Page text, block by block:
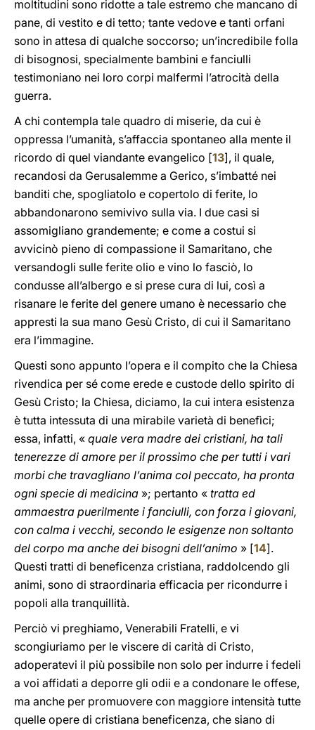
moltitudini sono ridotte a tale estremo che mancano di
pane, di vestito e di tetto; tante vedove e tanti orfani
sono in attesa di qualche soccorso; un’incredibile folla
di bisognosi, specialmente bambini e fanciulli
testimoniano nei loro corpi malfermi l’atrocità della
guerra.
A chi contempla tale quadro di miserie, da cui è
oppressa l’umanità, s’affaccia spontaneo alla mente il
ricordo di quel viandante evangelico [13], il quale,
recandosi da Gerusalemme a Gerico, s’imbatté nei
banditi che, spogliatolo e copertolo di ferite, lo
abbandonarono semivivo sulla via. I due casi si
assomigliano grandemente; e come a costui si
avvicinò pieno di compassione il Samaritano, che
versandogli sulle ferite olio e vino lo fasciò, lo
condusse all’albergo e si prese cura di lui, così a
risanare le ferite del genere umano è necessario che
appresti la sua mano Gesù Cristo, di cui il Samaritano
era l’immagine.
Questi sono appunto l’opera e il compito che la Chiesa
rivendica per sé come erede e custode dello spirito di
Gesù Cristo; la Chiesa, diciamo, la cui intera esistenza
è tutta intessuta di una mirabile varietà di benefìci;
essa, infatti, « quale vera madre dei cristiani, ha tali
tenerezze di amore per il prossimo che per tutti i vari
morbi che travagliano l’anima col peccato, ha pronta
ogni specie di medicina »; pertanto « tratta ed
ammaestra puerilmente i fanciulli, con forza i giovani,
con calma i vecchi, secondo le esigenze non soltanto
del corpo ma anche dei bisogni dell’animo » [14].
Questi tratti di beneficenza cristiana, raddolcendo gli
animi, sono di straordinaria efficacia per ricondurre i
popoli alla tranquillità.
Perciò vi preghiamo, Venerabili Fratelli, e vi
scongiuriamo per le viscere di carità di Cristo,
adoperatevi il più possibile non solo per indurre i fedeli
a voi affidati a deporre gli odii e a condonare le offese,
ma anche per promuovere con maggiore intensità tutte
quelle opere di cristiana beneficenza, che siano di